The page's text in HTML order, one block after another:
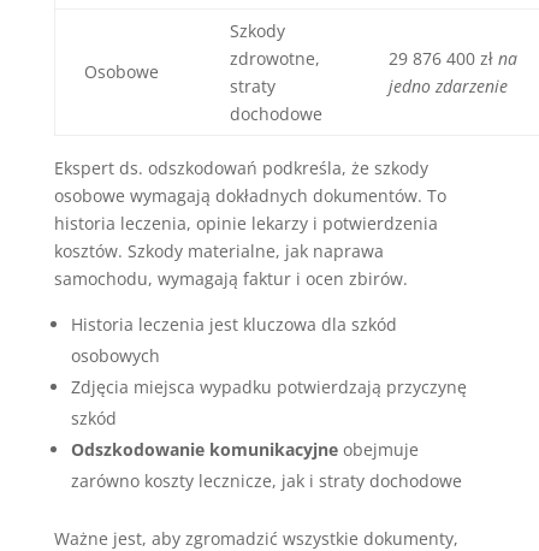
Osobowe
Szkody
zdrowotne,
straty
dochodowe
29 876 400 zł na
jedno zdarzenie
Ekspert ds. odszkodowań podkreśla, że szkody
osobowe wymagają dokładnych dokumentów. To
historia leczenia, opinie lekarzy i potwierdzenia
kosztów. Szkody materialne, jak naprawa
samochodu, wymagają faktur i ocen zbirów.
Historia leczenia jest kluczowa dla szkód
osobowych
Zdjęcia miejsca wypadku potwierdzają przyczynę
szkód
Odszkodowanie komunikacyjneobejmuje
zarówno koszty lecznicze, jak i straty dochodowe
Ważne jest, aby zgromadzić wszystkie dokumenty,